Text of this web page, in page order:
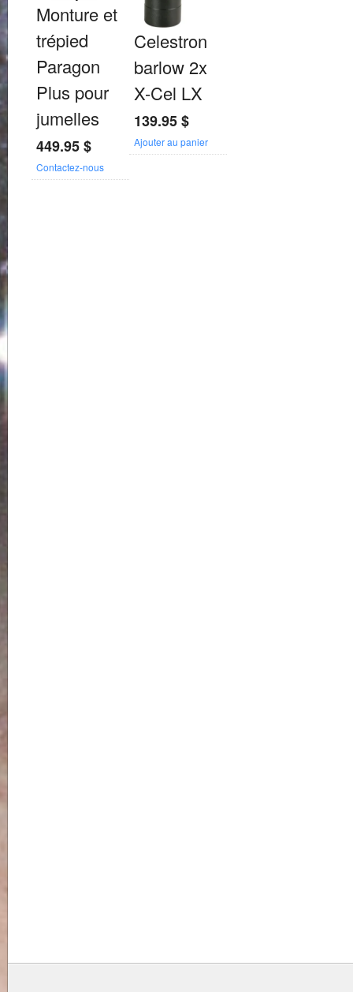
Monture et
trépied
Paragon
Plus pour
jumelles
449.95$
Contactez-nous
Celestron
barlow 2x
X-Cel LX
139.95$
Ajouter au panier